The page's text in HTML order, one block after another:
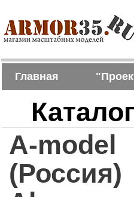
Главная
Каталог
A-model
(Россия)